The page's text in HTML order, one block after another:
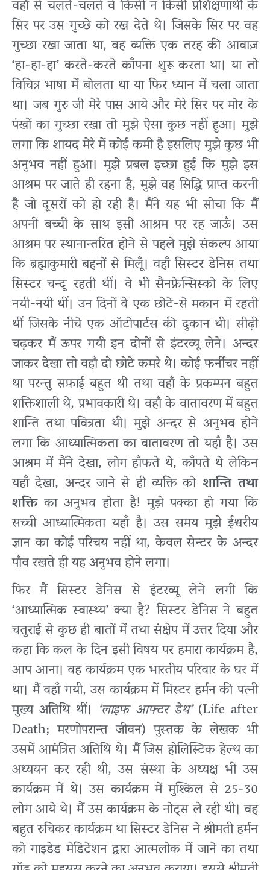
वहाँ से चलते-चलते वे किसी न किसी प्रशिक्षणार्थी के
सिर पर उस गुच्छे को रख देते थे। जिसके सिर पर वह
गुच्छा रखा जाता था, वह व्यक्ति एक तरह की आवाज़
‘हा-हा-हा’ करते-करते काँपना शुरू करता था। या तो
विचित्र भाषा में बोलता था या फिर ध्यान में चला जाता
था। जब गुरु जी मेरे पास आये और मेरे सिर पर मोर के
पंखों का गुच्छा रखा तो मुझे ऐसा कुछ नहीं हुआ। मुझे
लगा कि शायद मेरे में कोई कमी है इसलिए मुझे कुछ भी
अनुभव नहीं हुआ। मुझे प्रबल इच्छा हुई कि मुझे इस
आश्रम पर जाते ही रहना है, मुझे वह सिद्धि प्राप्त करनी
है जो दूसरों को हो रही है। मैंने यह भी सोचा कि मैं
अपनी बच्ची के साथ इसी आश्रम पर रह जाऊँ। उस
आश्रम पर स्थानान्तरित होने से पहले मुझे संकल्प आया
कि ब्रह्माकुमारी बहनों से मिलूँ। वहाँ सिस्टर डेनिस तथा
सिस्टर चन्दू रहती थीं। वे भी सैनफ्रेन्सिस्को के लिए
नयी-नयी थीं। उन दिनों वे एक छोटे-से मकान में रहती
थीं जिसके नीचे एक ऑटोपार्टस की दुकान थी। सीढ़ी
चढ़कर मैं ऊपर गयी इन दोनों से इंटरव्यू लेने। अन्दर
जाकर देखा तो वहाँ दो छोटे कमरे थे। कोई फर्नीचर नहीं
था परन्तु सफ़ाई बहुत थी तथा वहाँ के प्रकम्पन बहुत
शक्तिशाली थे, प्रभावकारी थे। वहाँ के वातावरण में बहुत
शान्ति तथा पवित्रता थी। मुझे अन्दर से अनुभव होने
लगा कि आध्यात्मिकता का वातावरण तो यहाँ है। उस
आश्रम में मैंने देखा, लोग हाँफते थे, काँपते थे लेकिन
यहाँ देखा, अन्दर जाने से ही व्यक्ति को शान्ति तथा
शक्तिका अनुभव होता है! मुझे पक्का हो गया कि
सच्ची आध्यात्मिकता यहाँ है। उस समय मुझे ईश्वरीय
ज्ञान का कोई परिचय नहीं था, केवल सेन्टर के अन्दर
पाँव रखते ही यह अनुभव होने लगा।
फिर मैं सिस्टर डेनिस से इंटरव्यू लेने लगी कि
‘आध्यात्मिक स्वास्थ्य’ क्या है? सिस्टर डेनिस ने बहुत
चतुराई से कुछ ही बातों में तथा संक्षेप में उत्तर दिया और
कहा कि कल के दिन इसी विषय पर हमारा कार्यक्रम है,
आप आना। वह कार्यक्रम एक भारतीय परिवार के घर में
था। मैं वहाँ गयी, उस कार्यक्रम में मिस्टर हर्मन की पत्नी
मुख्य अतिथि थीं। ‘लाइफ आफ्टर डेथ’(Life after
Death; मरणोपरान्त जीवन) पुस्तक के लेखक भी
उसमें आमंत्रित अतिथि थे। मैं जिस होलिस्टिक हेल्थ का
अध्ययन कर रही थी, उस संस्था के अध्यक्ष भी उस
कार्यक्रम में थे। उस कार्यक्रम में मुश्किल से 25-30
लोग आये थे। मैं उस कार्यक्रम के नोट्स ले रही थी। वह
बहुत रुचिकर कार्यक्रम था सिस्टर डेनिस ने श्रीमती हर्मन
को गाइडेड मेडिटेशन द्वारा आत्मलोक में जाने का तथा